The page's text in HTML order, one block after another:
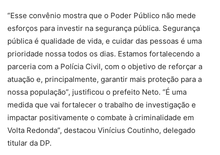
“Esse convênio mostra que o Poder Público não mede
esforços para investir na segurança pública. Segurança
pública é qualidade de vida, e cuidar das pessoas é uma
prioridade nossa todos os dias. Estamos fortalecendo a
parceria com a Polícia Civil, com o objetivo de reforçar a
atuação e, principalmente, garantir mais proteção para a
nossa população”, justificou o prefeito Neto. “É uma
medida que vai fortalecer o trabalho de investigação e
impactar positivamente o combate à criminalidade em
Volta Redonda”, destacou Vinícius Coutinho, delegado
titular da DP.